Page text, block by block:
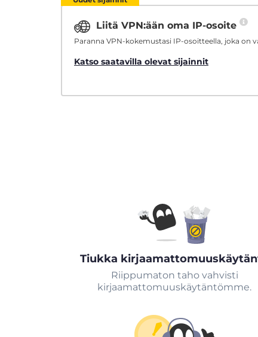
Liitä VPN:ään oma IP-osoite
Paranna VPN-kokemustasi IP-osoitteella, joka on
Katso saatavilla olevat sijainnit
Tiukka
Riippumaton taho vahvisti
kirjaamattomuuskäytäntömme.